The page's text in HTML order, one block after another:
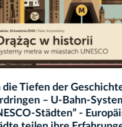
der Geschichte
– U-Bahn-Systeme in
Städten” - Europäische